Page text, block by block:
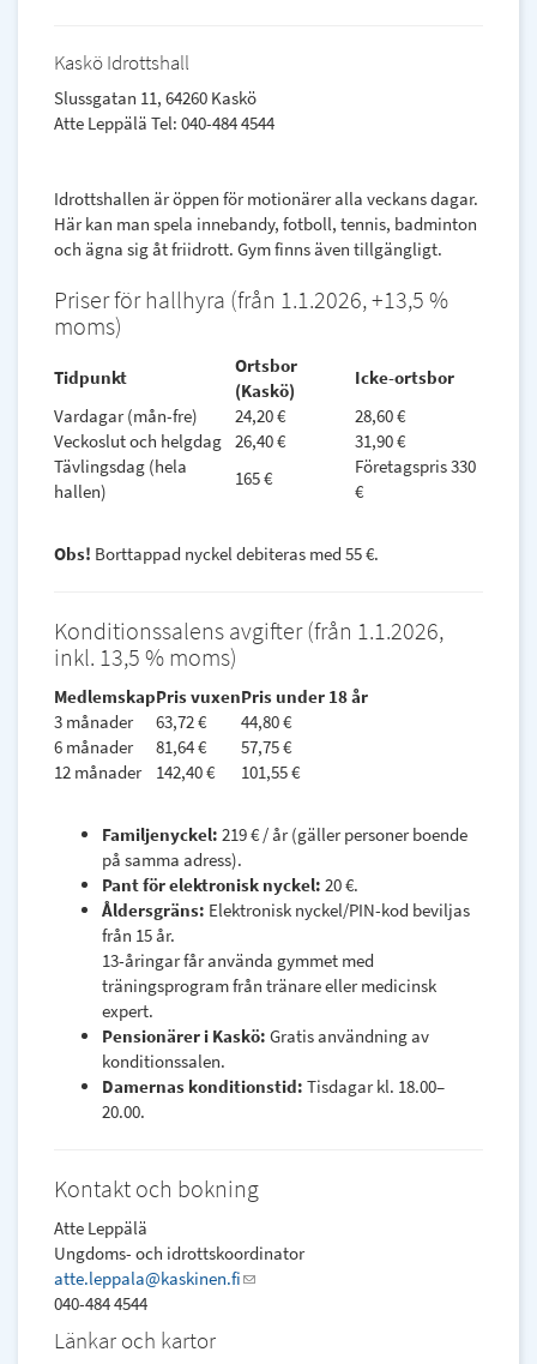
Kaskö Idrottshall
Slussgatan 11, 64260 Kaskö
Atte Leppälä Tel: 040-484 4544
Idrottshallen är öppen för motionärer alla veckans dagar.
Här kan man spela innebandy, fotboll, tennis, badminton
och ägna sig åt friidrott. Gym finns även tillgängligt.
Priser för hallhyra (från 1.1.2026, +13,5 %
moms)
Tidpunkt
Ortsbor
(Kaskö)
Icke-ortsbor
Vardagar (mån-fre)
24,20 €
28,60 €
Veckoslut och helgdag 26,40 €
31,90 €
Tävlingsdag (hela
hallen)
165 €
Företagspris 330
€
Obs! Borttappad nyckel debiteras med 55 €.
Konditionssalens avgifter (från 1.1.2026,
inkl. 13,5 % moms)
MedlemskapPris vuxenPris under 18 år
3 månader
63,72 €
44,80 €
6 månader
81,64 €
57,75 €
12 månader
142,40 € 101,55 €
Familjenyckel: 219 € / år (gäller personer boende
på samma adress).
Pant för elektronisk nyckel: 20 €.
Åldersgräns: Elektronisk nyckel/PIN-kod beviljas
från 15 år.
13-åringar får använda gymmet med
träningsprogram från tränare eller medicinsk
expert.
Pensionärer i Kaskö: Gratis användning av
konditionssalen.
Damernas konditionstid: Tisdagar kl. 18.00–
20.00.
Kontakt och bokning
Atte Leppälä
Ungdoms- och idrottskoordinator
atte.leppala@kaskinen.fi(link
040-484 4544
Länkar och kartor